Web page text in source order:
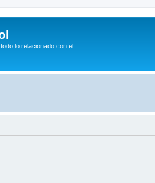
lo relacionado con el